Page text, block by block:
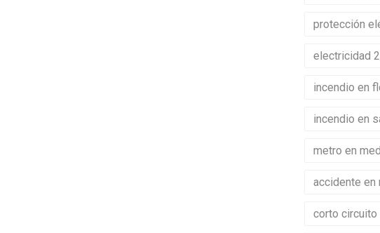
protección
electricidad
incendio en
incendio en
metro en
accidente en
corto circuito